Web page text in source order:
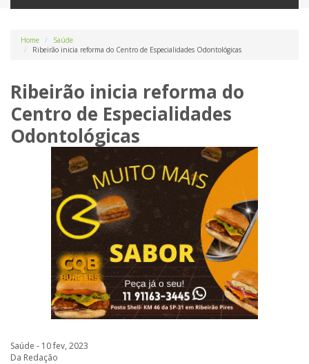
Home
Saúde
Ribeirão inicia reforma do Centro de Especialidades Odontológicas
Ribeirão inicia reforma do
Centro de Especialidades
Odontológicas
Saúde - 10 fev, 2023
Da Redação